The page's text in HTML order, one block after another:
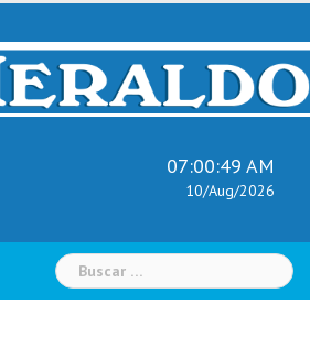
07:00:50 AM
10/Aug/2026
Buscar: